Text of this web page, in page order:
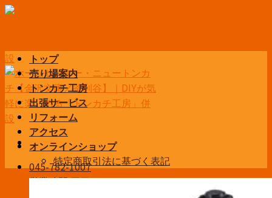
Skip
045-782-1007
営業時間 平日6:30~19:00
トップ
売り場案内
トンカチ工房
出張サービス
リフォーム
アクセス
オンラインショップ
特定商取引法に基づく表記